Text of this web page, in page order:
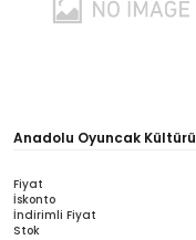
Anadolu Oyuncak Kültürü
Fiyat
İskonto
İndirimli Fiyat
Stok